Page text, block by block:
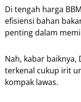
Di tengah harga
efisiensi bahan
penting dalam
Nah, kabar baiknya,
terkenal cukup irit
kompak lawas.